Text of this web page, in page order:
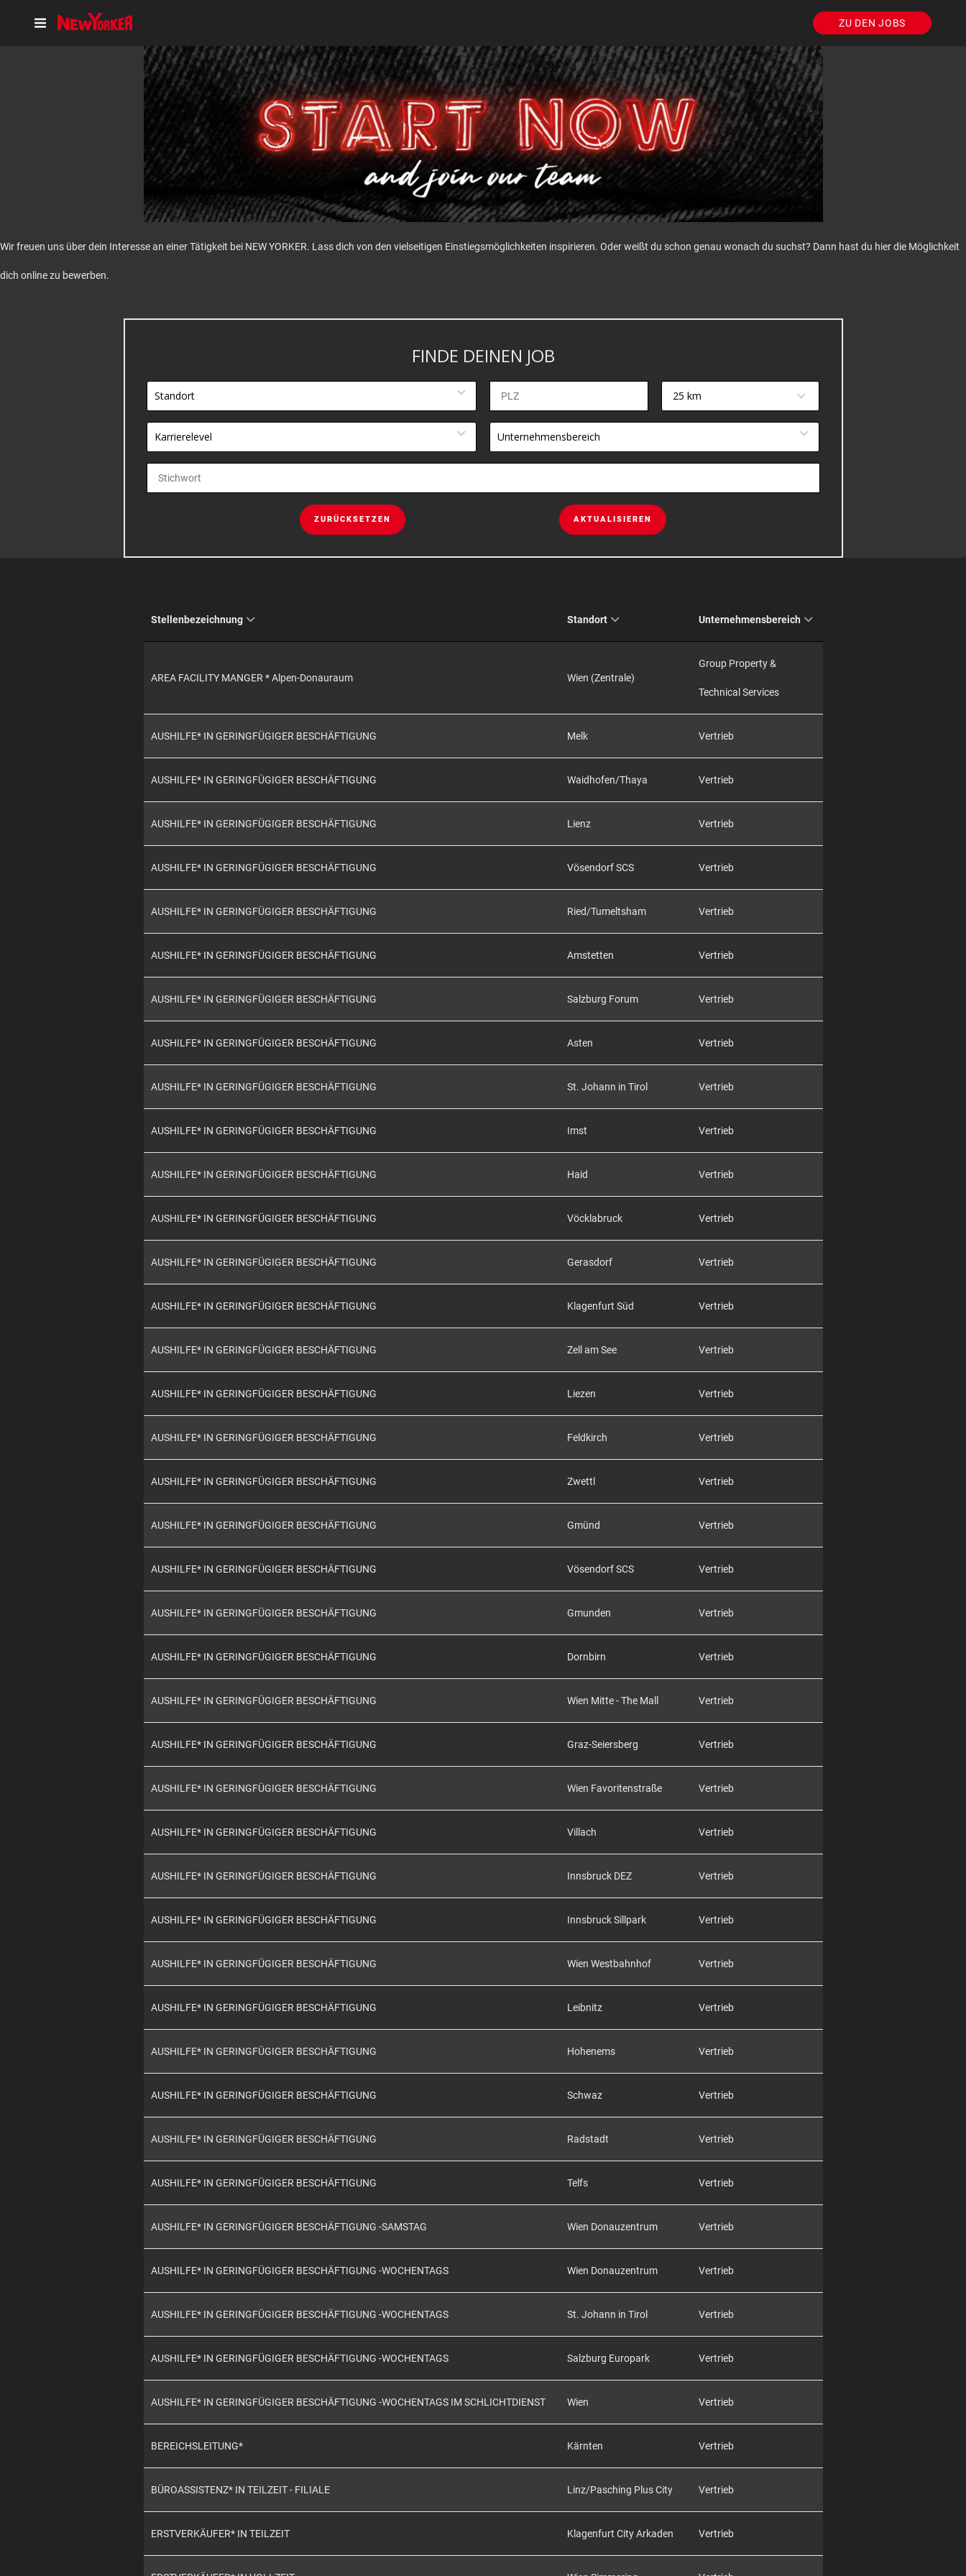
ZU DEN JOBS
Wir freuen uns über dein Interesse an einer Tätigkeit bei NEW YORKER. Lass dich von den vielseitigen Einstiegsmöglichkeiten inspirieren. Oder weißt du schon genau wonach du suchst? Dann hast du hier die Möglichkeit
dich online zu bewerben.
FINDE DEINEN JOB
Standort 25 km
Karrierelevel Unternehmensbereich
ZURÜCKSETZEN AKTUALISIEREN
Stellenbezeichnung Standort Unternehmensbereich
AREA FACILITY MANGER * Alpen-Donauraum Wien (Zentrale)
Group Property &
Technical Services
AUSHILFE* IN GERINGFÜGIGER BESCHÄFTIGUNG Melk Vertrieb
AUSHILFE* IN GERINGFÜGIGER BESCHÄFTIGUNG Waidhofen/Thaya Vertrieb
AUSHILFE* IN GERINGFÜGIGER BESCHÄFTIGUNG Lienz Vertrieb
AUSHILFE* IN GERINGFÜGIGER BESCHÄFTIGUNG Vösendorf SCS Vertrieb
AUSHILFE* IN GERINGFÜGIGER BESCHÄFTIGUNG Ried/Tumeltsham Vertrieb
AUSHILFE* IN GERINGFÜGIGER BESCHÄFTIGUNG Amstetten Vertrieb
AUSHILFE* IN GERINGFÜGIGER BESCHÄFTIGUNG Salzburg Forum Vertrieb
AUSHILFE* IN GERINGFÜGIGER BESCHÄFTIGUNG Asten Vertrieb
AUSHILFE* IN GERINGFÜGIGER BESCHÄFTIGUNG St. Johann in Tirol Vertrieb
AUSHILFE* IN GERINGFÜGIGER BESCHÄFTIGUNG Imst Vertrieb
AUSHILFE* IN GERINGFÜGIGER BESCHÄFTIGUNG Haid Vertrieb
AUSHILFE* IN GERINGFÜGIGER BESCHÄFTIGUNG Vöcklabruck Vertrieb
AUSHILFE* IN GERINGFÜGIGER BESCHÄFTIGUNG Gerasdorf Vertrieb
AUSHILFE* IN GERINGFÜGIGER BESCHÄFTIGUNG Klagenfurt Süd Vertrieb
AUSHILFE* IN GERINGFÜGIGER BESCHÄFTIGUNG Zell am See Vertrieb
AUSHILFE* IN GERINGFÜGIGER BESCHÄFTIGUNG Liezen Vertrieb
AUSHILFE* IN GERINGFÜGIGER BESCHÄFTIGUNG Feldkirch Vertrieb
AUSHILFE* IN GERINGFÜGIGER BESCHÄFTIGUNG Zwettl Vertrieb
AUSHILFE* IN GERINGFÜGIGER BESCHÄFTIGUNG Gmünd Vertrieb
AUSHILFE* IN GERINGFÜGIGER BESCHÄFTIGUNG Vösendorf SCS Vertrieb
AUSHILFE* IN GERINGFÜGIGER BESCHÄFTIGUNG Gmunden Vertrieb
AUSHILFE* IN GERINGFÜGIGER BESCHÄFTIGUNG Dornbirn Vertrieb
AUSHILFE* IN GERINGFÜGIGER BESCHÄFTIGUNG Wien Mitte - The Mall Vertrieb
AUSHILFE* IN GERINGFÜGIGER BESCHÄFTIGUNG Graz-Seiersberg Vertrieb
AUSHILFE* IN GERINGFÜGIGER BESCHÄFTIGUNG Wien Favoritenstraße Vertrieb
AUSHILFE* IN GERINGFÜGIGER BESCHÄFTIGUNG Villach Vertrieb
AUSHILFE* IN GERINGFÜGIGER BESCHÄFTIGUNG Innsbruck DEZ Vertrieb
AUSHILFE* IN GERINGFÜGIGER BESCHÄFTIGUNG Innsbruck Sillpark Vertrieb
AUSHILFE* IN GERINGFÜGIGER BESCHÄFTIGUNG Wien Westbahnhof Vertrieb
AUSHILFE* IN GERINGFÜGIGER BESCHÄFTIGUNG Leibnitz Vertrieb
AUSHILFE* IN GERINGFÜGIGER BESCHÄFTIGUNG Hohenems Vertrieb
AUSHILFE* IN GERINGFÜGIGER BESCHÄFTIGUNG Schwaz Vertrieb
AUSHILFE* IN GERINGFÜGIGER BESCHÄFTIGUNG Radstadt Vertrieb
AUSHILFE* IN GERINGFÜGIGER BESCHÄFTIGUNG Telfs Vertrieb
AUSHILFE* IN GERINGFÜGIGER BESCHÄFTIGUNG -SAMSTAG Wien Donauzentrum Vertrieb
AUSHILFE* IN GERINGFÜGIGER BESCHÄFTIGUNG -WOCHENTAGS Wien Donauzentrum Vertrieb
AUSHILFE* IN GERINGFÜGIGER BESCHÄFTIGUNG -WOCHENTAGS St. Johann in Tirol Vertrieb
AUSHILFE* IN GERINGFÜGIGER BESCHÄFTIGUNG -WOCHENTAGS Salzburg Europark Vertrieb
AUSHILFE* IN GERINGFÜGIGER BESCHÄFTIGUNG -WOCHENTAGS IM SCHLICHTDIENST Wien Vertrieb
BEREICHSLEITUNG* Kärnten Vertrieb
BÜROASSISTENZ* IN TEILZEIT - FILIALE Linz/Pasching Plus City Vertrieb
ERSTVERKÄUFER* IN TEILZEIT Klagenfurt City Arkaden Vertrieb